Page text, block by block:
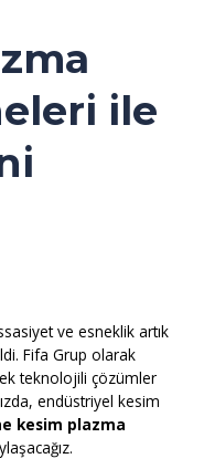
ile
ve esneklik artık
Fifa Grup olarak
teknolojili çözümler
endüstriyel kesim
kesim plazma